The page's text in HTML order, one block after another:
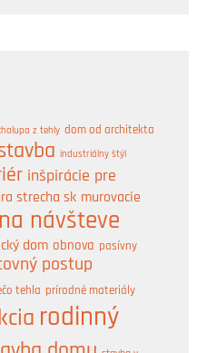
z tehly dom od architekta
industriálny štýl
inšpirácie pre
strecha sk murovacie
na návšteve
dom obnova pasívny
postup
tehla prírodné materiály
rodinný